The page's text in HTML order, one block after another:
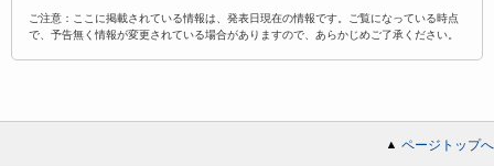
ご注意：ここに掲載されている情報は、発表日現在の情報です。ご覧になっている時点
で、予告無く情報が変更されている場合がありますので、あらかじめご了承ください。
ページトップへ